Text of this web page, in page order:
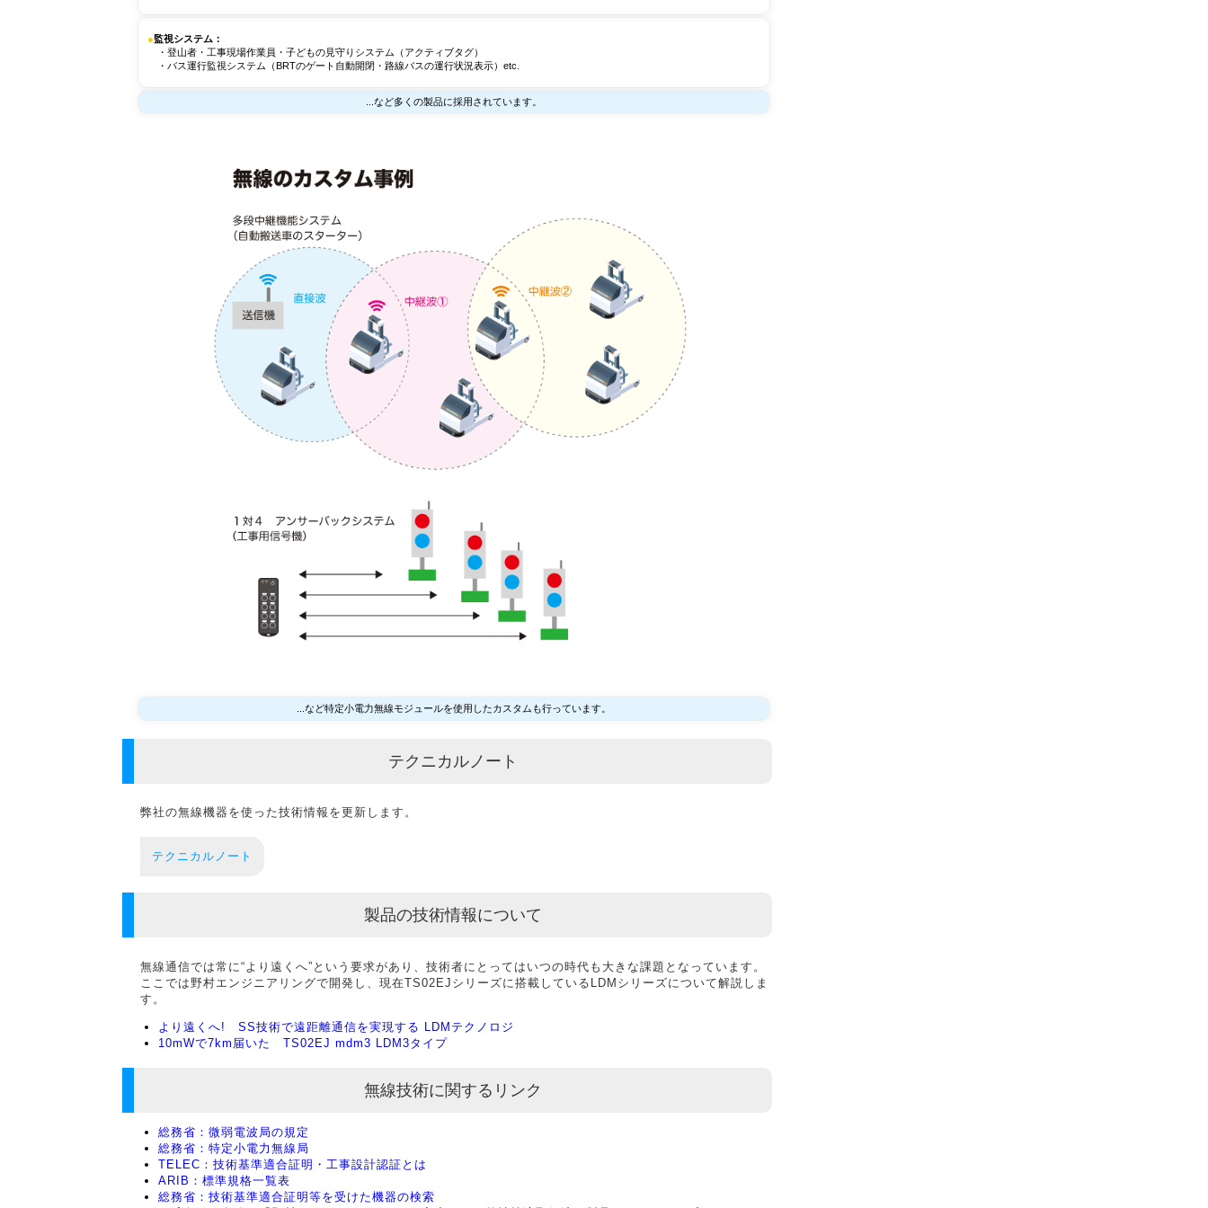
●監視システム：
・登山者・工事現場作業員・子どもの見守りシステム（アクティブタグ）
・バス運行監視システム（BRTのゲート自動開閉・路線バスの運行状況表示）etc.
...など多くの製品に採用されています。
...など特定小電力無線モジュールを使用したカスタムも行っています。
テクニカルノート
弊社の無線機器を使った技術情報を更新します。
テクニカルノート
製品の技術情報について
無線通信では常に“より遠くへ”という要求があり、技術者にとってはいつの時代も大きな課題となっています。
ここでは野村エンジニアリングで開発し、現在TS02EJシリーズに搭載しているLDMシリーズについて解説しま
す。
より遠くへ! SS技術で遠距離通信を実現する LDMテクノロジ
10mWで7km届いた TS02EJ mdm3 LDM3タイプ
無線技術に関するリンク
総務省：微弱電波局の規定
総務省：特定小電力無線局
TELEC：技術基準適合証明・工事設計認証とは
ARIB：標準規格一覧表
総務省：技術基準適合証明等を受けた機器の検索